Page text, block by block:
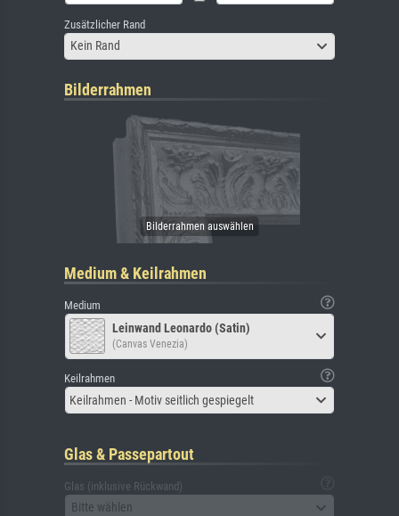
Zusätzlicher Rand
Kein Rand
Bilderrahmen
Medium & Keilrahmen
Medium
Leinwand Leonardo (Satin)
(Canvas Venezia)
Keilrahmen
Keilrahmen - Motiv seitlich gespiegelt
Glas & Passepartout
Glas (inklusive Rückwand)
Bitte wählen